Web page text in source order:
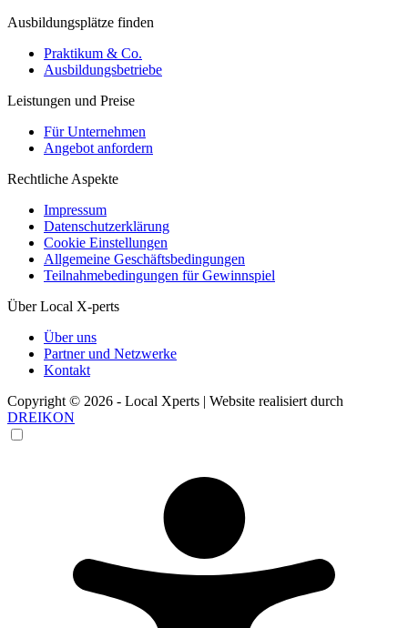
Ausbildungsplätze finden
Praktikum & Co.
Ausbildungsbetriebe
Leistungen und Preise
Für Unternehmen
Angebot anfordern
Rechtliche Aspekte
Impressum
Datenschutzerklärung
Cookie Einstellungen
Allgemeine Geschäftsbedingungen
Teilnahmebedingungen für Gewinnspiel
Über Local X-perts
Über uns
Partner und Netzwerke
Kontakt
Copyright © 2026 - Local Xperts | Website realisiert durch
DREIKON